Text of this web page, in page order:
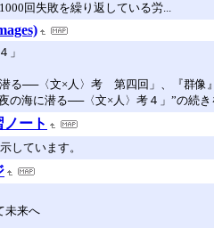
回失敗を繰り返している労...
」
る──〈文×人〉考 第四回」、『群像
海に潜る──〈文×人〉考４」”の続き
ート
しています。
未来へ